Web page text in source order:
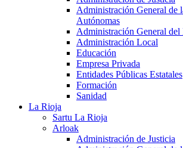
Administración General de
Autónomas
Administración General del
Administración Local
Educación
Empresa Privada
Entidades Públicas Estatales
Formación
Sanidad
La Rioja
Sartu La Rioja
Arloak
Administración de Justicia